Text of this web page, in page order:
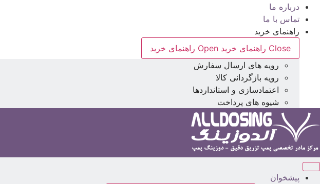
درباره ما
تماس با ما
راهنمای خرید
Close راهنمای خرید
Open راهنمای خرید
رویه های ارسال سفارش
رویه بازگردانی کالا
اعتمادسازی و استانداردها
شیوه های پرداخت
پیشخوان